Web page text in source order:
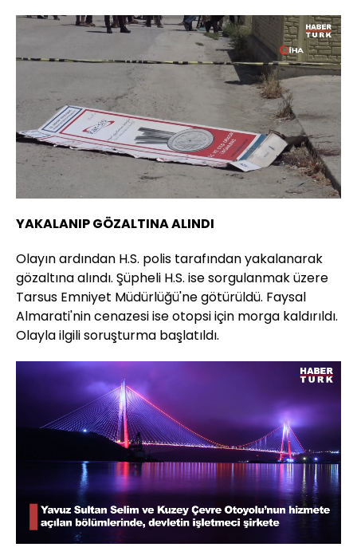
Sesi
Aç
Yüklendi:
25.47%
Oynatma
Hızı
YAKALANIP GÖZALTINA ALINDI
Olayın ardından H.S. polis tarafından yakalanarak
gözaltına alındı. Şüpheli H.S. ise sorgulanmak üzere
Tarsus Emniyet Müdürlüğü'ne götürüldü. Faysal
Almarati'nin cenazesi ise otopsi için morga kaldırıldı.
Olayla ilgili soruşturma başlatıldı.
Sesi
Aç
Yüklendi
56.04%
Hızı